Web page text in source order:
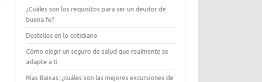
¿Cuáles son los requisitos para ser un deudor de
buena fe?
Destellos en lo cotidiano
Cómo elegir un seguro de salud que realmente se
adapte a ti
Rías Baixas: ¿cuáles son las mejores excursiones de